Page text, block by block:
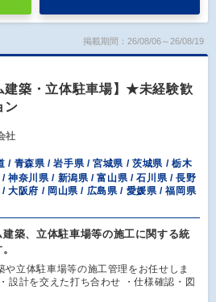
掲載期間：26/08/06～26/08/19
建築・立体駐車場】★未経験歓
ン
社
/ 青森県 / 岩手県 / 宮城県 / 茨城県 / 栃木
神奈川県 / 新潟県 / 富山県 / 石川県 / 長野
大阪府 / 岡山県 / 広島県 / 愛媛県 / 福岡県
築、立体駐車場等の施工に関する統
や立体駐車場等の施工管理をお任せしま
設計を交えた打ち合わせ ・仕様確認・図